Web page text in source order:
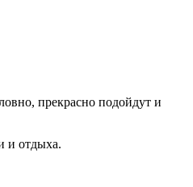
прекрасно подойдут и
и отдыха.